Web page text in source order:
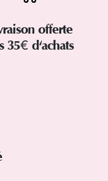
offerte
35€ d'achats